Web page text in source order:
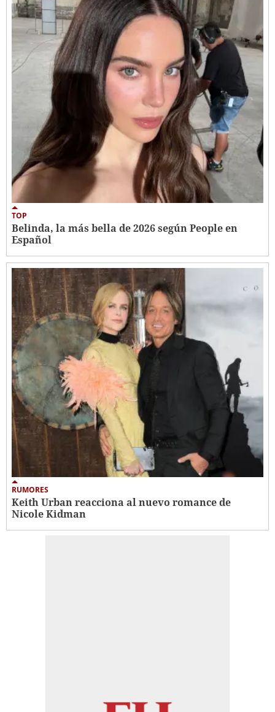
TOP
Belinda, la más bella de 2026 según People en
Español
RUMORES
Keith Urban reacciona al nuevo romance de
Nicole Kidman